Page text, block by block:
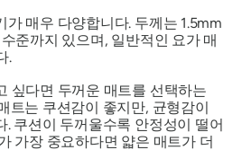
가 매우 다양합니다. 두께는 1.5mm
준까지 있으며, 일반적인 요가 매
.
싶다면 두꺼운 매트를 선택하는
트는 쿠션감이 좋지만, 균형감이
. 쿠션이 두꺼울수록 안정성이 떨어
가장 중요하다면 얇은 매트가 더